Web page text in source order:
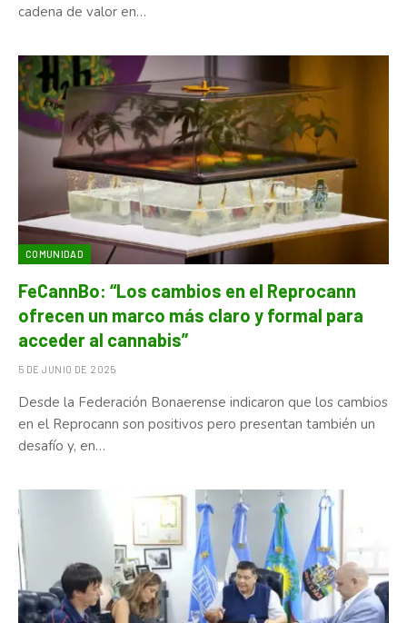
cadena de valor en…
COMUNIDAD
FeCannBo: “Los cambios en el Reprocann
ofrecen un marco más claro y formal para
acceder al cannabis”
5 DE JUNIO DE 2025
Desde la Federación Bonaerense indicaron que los cambios
en el Reprocann son positivos pero presentan también un
desafío y, en…